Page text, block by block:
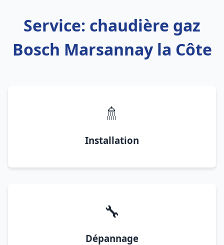
Service: chaudière gaz
Bosch Marsannay la Côte
🚿
Installation
🔧
Dépannage